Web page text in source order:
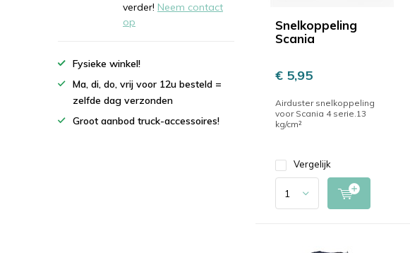
Snelkoppeling
Scania
€ 5,95
Airduster snelkoppeling
voor Scania 4 serie.13
kg/cm²
Vergelijk
verder! Neem contact
op
Fysieke winkel!
Ma, di, do, vrij voor 12u besteld =
zelfde dag verzonden
Groot aanbod truck-accessoires!